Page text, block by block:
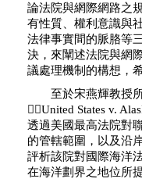
論法院與網際網路之
有性質、權利意識與
法律事實間的脈胳等
決，來闡述法院與網
議處理機制的構想，
至於宋燕輝教授所
United States v.
透過美國最高法院對
的管轄範圍，以及沿
評析該院對國際海洋
在海洋劃界之地位所